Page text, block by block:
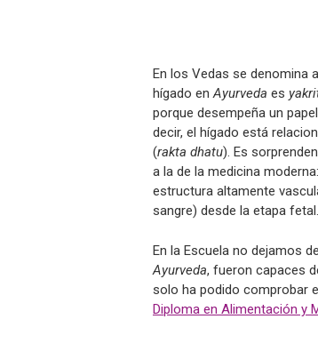
En los Vedas se denomina
hígado enAyurveda es
porque desempeña un
decir, el hígado está
(rakta dhatu). Es
a la de la medicina
estructura altamente
sangre) desde la etapa fetal.
En la Escuela no dejamos
Ayurveda, fueron capaces
solo ha podido comprobar
Diploma en Alimentación y